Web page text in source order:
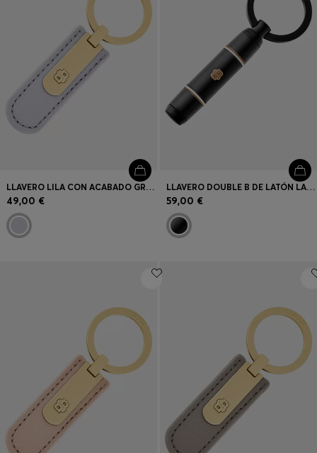
LLAVERO LILA CON ACABADO GRANULADO Y HERRAJE DOUBLE B EN TONO DORADO
49,00 €
LLAVERO DOUBLE B DE LATÓN LACADO EN NEGRO
59,00 €